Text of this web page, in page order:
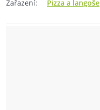
Zařazení: Pizza a langoše